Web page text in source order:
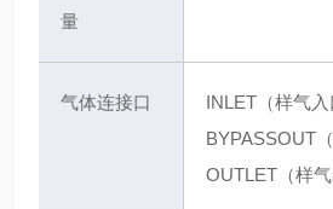
量
气体连接口
INLET（样气
BYPASSOUT
OUTLET（样